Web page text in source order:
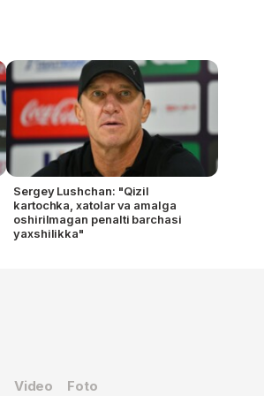
Sergey Lushchan: "Qizil
kartochka, xatolar va amalga
oshirilmagan penalti barchasi
yaxshilikka"
Video Foto